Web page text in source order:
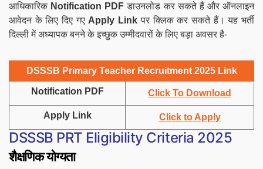
आधिकारिक Notification PDF डाउनलोड कर सकते हैं और ऑनलाइन
आवेदन के लिए दिए गए Apply Link पर क्लिक कर सकते हैं। यह भर्ती
दिल्ली में अध्यापक बनने के इच्छुक उम्मीदवारों के लिए बड़ा अवसर है-
DSSSB Primary Teacher Recruitment 2025 Link
Notification PDF Click To Download
Apply Link Click to Apply
DSSSB PRT Eligibility Criteria 2025
शैक्षणिक योग्यता